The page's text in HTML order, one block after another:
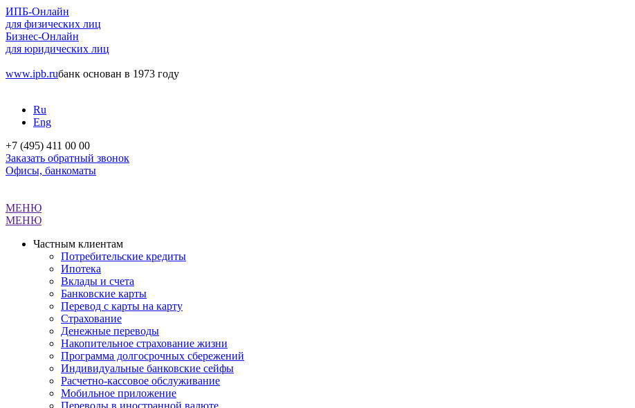
ИПБ-Онлайн
для физических лиц
Бизнес-Онлайн
для юридических лиц
www.ipb.ruбанк основан в 1973 году
Ru
Eng
+7 (495) 411 00 00
Заказать обратный звонок
Офисы, банкоматы
МЕНЮ
МЕНЮ
Частным клиентам
Потребительские кредиты
Ипотека
Вклады и счета
Банковские карты
Перевод с карты на карту
Страхование
Денежные переводы
Накопительное страхование жизни
Программа долгосрочных сбережений
Индивидуальные банковские сейфы
Расчетно-кассовое обслуживание
Мобильное приложение
Переводы в иностранной валюте